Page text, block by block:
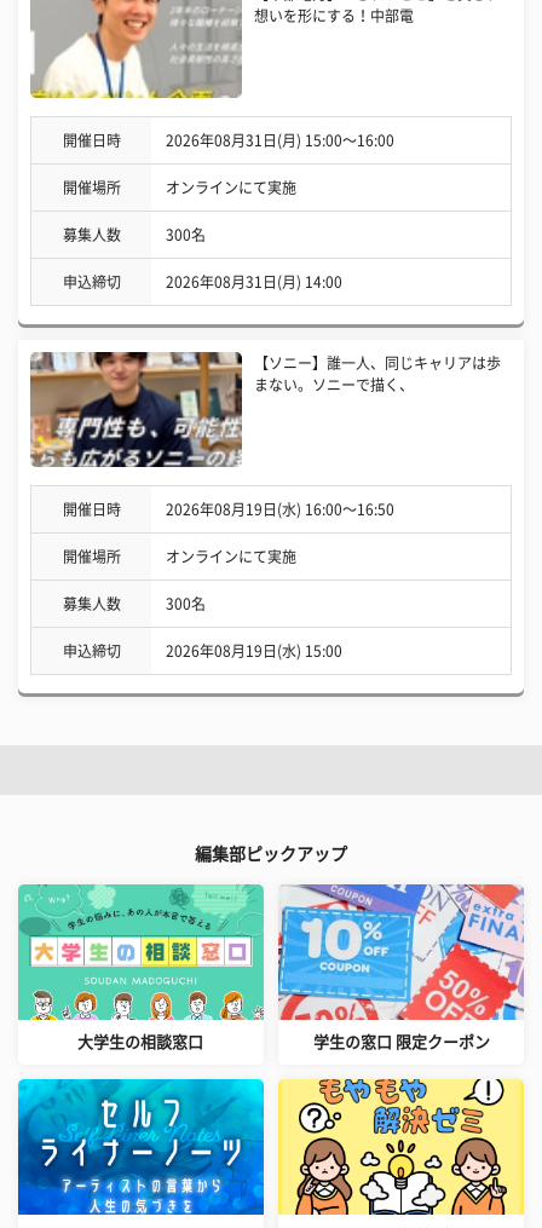
想いを形にする！中部電
開催日時 2026年08月31日(月) 15:00〜16:00
開催場所 オンラインにて実施
募集人数 300名
申込締切 2026年08月31日(月) 14:00
【ソニー】誰一人、同じキャリアは歩
まない。ソニーで描く、
開催日時 2026年08月19日(水) 16:00〜16:50
開催場所 オンラインにて実施
募集人数 300名
申込締切 2026年08月19日(水) 15:00
編集部ピックアップ
大学生の相談窓口 学生の窓口 限定クーポン